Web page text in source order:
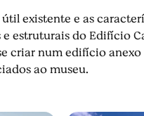
útil existente e as
estruturais do Edifício
criar num edifício anexo
ao museu.